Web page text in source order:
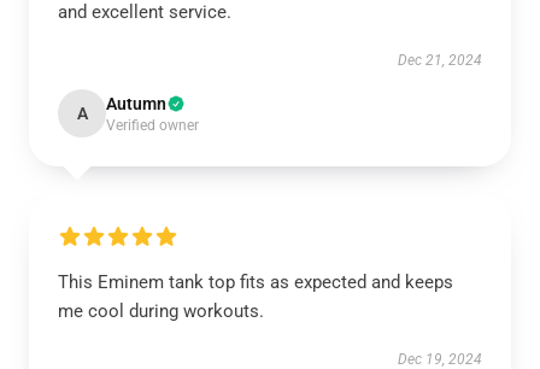
and excellent service.
Dec 21, 2024
A Autumn
Verified owner
This Eminem tank top fits as expected and keeps
me cool during workouts.
Dec 19, 2024